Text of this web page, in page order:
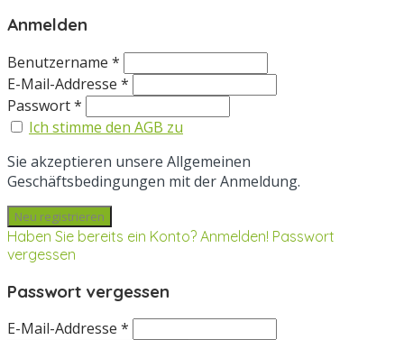
Anmelden
Benutzername *
E-Mail-Addresse *
Passwort *
Ich stimme den AGB zu
Sie akzeptieren unsere Allgemeinen
Geschäftsbedingungen mit der Anmeldung.
Haben Sie bereits ein Konto? Anmelden! Passwort
vergessen
Passwort vergessen
E-Mail-Addresse *